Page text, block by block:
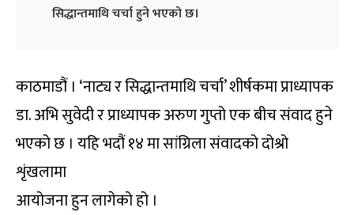
सिद्धान्तमाथि चर्चा हुने भएको छ।
काठमाडौं । ‘नाट्य र सिद्धान्तमाथि चर्चा’ शीर्षकमा प्राध्यापक
डा. अभि सुवेदी र प्राध्यापक अरुण गुप्तो एक बीच संवाद हुने
भएको छ । यहि भदौं १४ मा सांग्रिला संवादको दोश्रो
शृंखलामा
आयोजना हुन लागेको हो ।